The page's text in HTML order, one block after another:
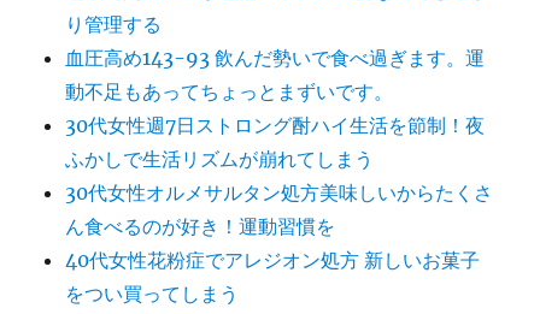
り管理する
血圧高め143-93 飲んだ勢いで食べ過ぎます。運
動不足もあってちょっとまずいです。
30代女性週7日ストロング酎ハイ生活を節制！夜
ふかしで生活リズムが崩れてしまう
30代女性オルメサルタン処方美味しいからたくさ
ん食べるのが好き！運動習慣を
40代女性花粉症でアレジオン処方 新しいお菓子
をつい買ってしまう